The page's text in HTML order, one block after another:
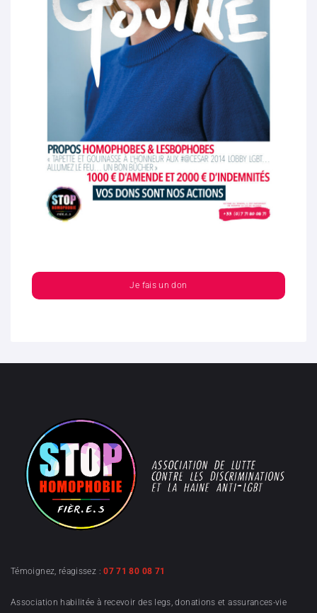
Je fais un don
Témoignez, réagissez :07 71 80 08 71
Association habilitée à recevoir des legs, donations et assurances-vie